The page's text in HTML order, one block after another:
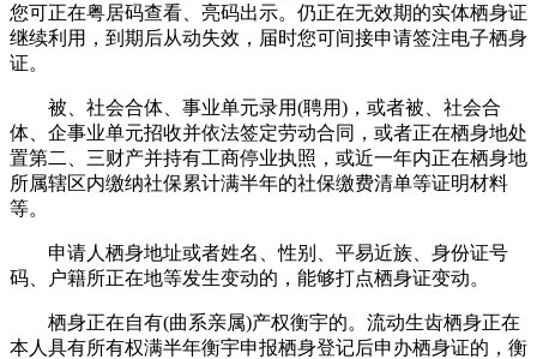
您可正在粤居码查看、亮码出示。仍正在无效期的实体栖身证
继续利用，到期后从动失效，届时您可间接申请签注电子栖身
证。
被、社会合体、事业单元录用(聘用)，或者被、社会合
体、企事业单元招收并依法签定劳动合同，或者正在栖身地处
置第二、三财产并持有工商停业执照，或近一年内正在栖身地
所属辖区内缴纳社保累计满半年的社保缴费清单等证明材料
等。
申请人栖身地址或者姓名、性别、平易近族、身份证号
码、户籍所正在地等发生变动的，能够打点栖身证变动。
栖身正在自有(曲系亲属)产权衡宇的。流动生齿栖身正在
本人具有所有权满半年衡宇申报栖身登记后申办栖身证的，衡